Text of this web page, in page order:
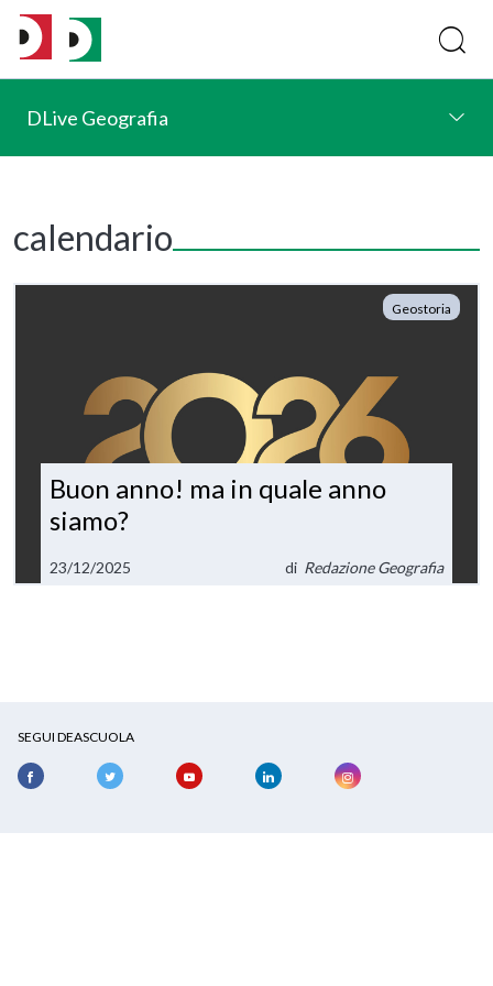
DLive Geografia
calendario
Geostoria
Buon anno! ma in quale anno
siamo?
23/12/2025 di Redazione Geografia
SEGUI DEASCUOLA